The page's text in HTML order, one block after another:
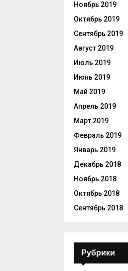
Ноябрь 2019
Октябрь 2019
Сентябрь 2019
Август 2019
Июль 2019
Июнь 2019
Май 2019
Апрель 2019
Март 2019
Февраль 2019
Январь 2019
Декабрь 2018
Ноябрь 2018
Октябрь 2018
Сентябрь 2018
Рубрики